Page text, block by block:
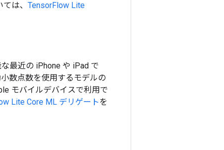
は、 TensorFlow Lite
最近の iPhone や iPad で
数点数を使用するモデルの
モバイルデバイスで利用で
Lite Core ML デリゲートを